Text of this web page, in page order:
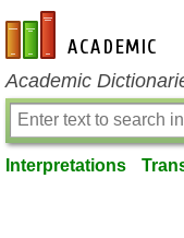
en-academic.com
Academic
Interpretations